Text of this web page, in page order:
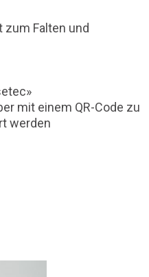
Falten und
mit einem QR-Code zu
werden